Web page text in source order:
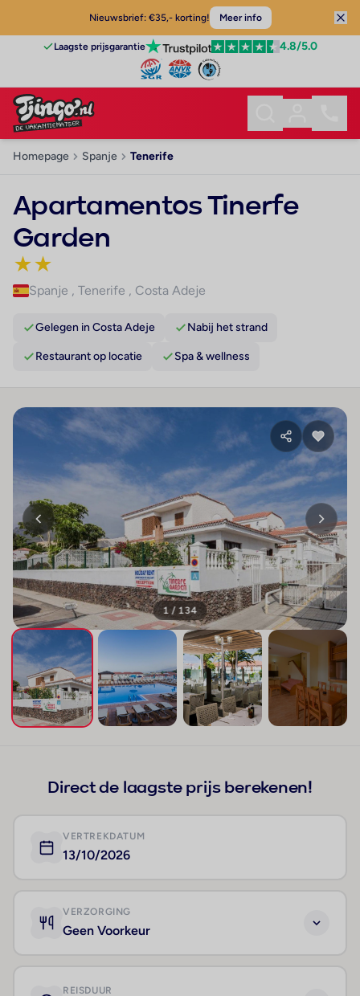
Nieuwsbrief: €35,- korting! Meer info
Laagste prijsgarantie 4.8/5.0
Homepage Spanje Tenerife
Apartamentos Tinerfe
Garden
★★
Spanje , Tenerife , Costa Adeje
Gelegen in Costa Adeje Nabij het strand
Restaurant op locatie Spa & wellness
1 / 134
Direct de laagste prijs berekenen!
VERTREKDATUM
13/10/2026
VERZORGING
Geen Voorkeur
REISDUUR